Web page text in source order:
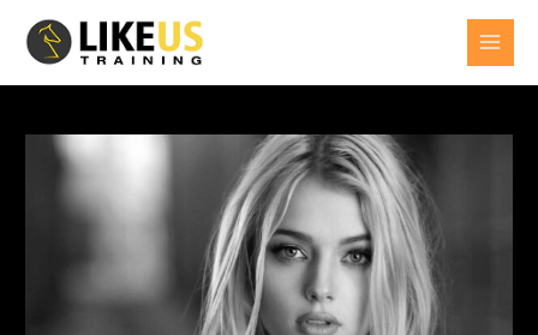
content
navigation